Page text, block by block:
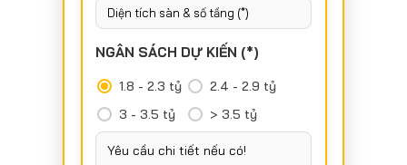
NGÂN SÁCH DỰ KIẾN (*)
1.8 - 2.3 tỷ
2.4 - 2.9 tỷ
3 - 3.5 tỷ
> 3.5 tỷ